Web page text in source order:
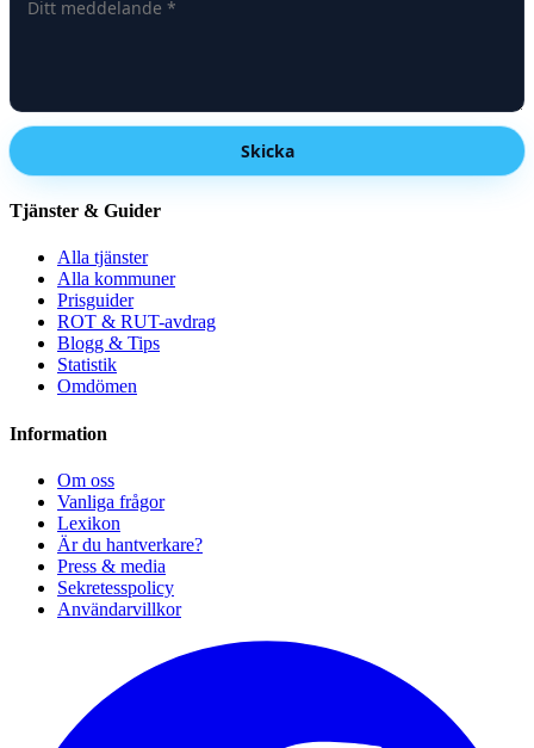
Skicka
Tjänster & Guider
Alla tjänster
Alla kommuner
Prisguider
ROT & RUT-avdrag
Blogg & Tips
Statistik
Omdömen
Information
Om oss
Vanliga frågor
Lexikon
Är du hantverkare?
Press & media
Sekretesspolicy
Användarvillkor